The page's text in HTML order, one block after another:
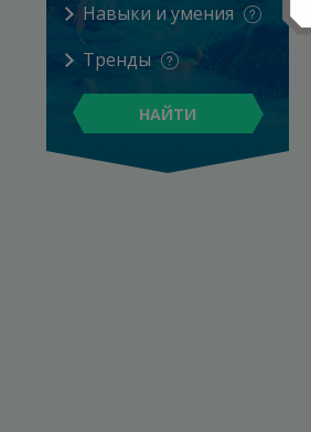
Навыки и умения
Тренды
НАЙТИ